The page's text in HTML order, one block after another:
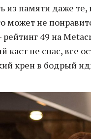
из памяти даже
может не
рейтинг 49 на
каст не спас, все
крен в бодрый